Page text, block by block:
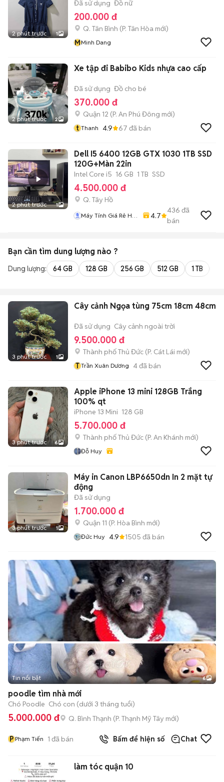
2 phút trước 1
Đã sử dụng Đồ nữ
200.000 đ
Q. Tân Bình (P. Tân Hòa mới)
MMinh Dang
2 phút trước 2
Xe tập đi Babibo Kids nhựa cao cấp
Đã sử dụng Đồ cho bé
370.000 đ
Quận 12 (P. An Phú Đông mới)
t Thanh 4.9 67 đã bán
2 phút trước 1
Dell I5 6400 12GB GTX 1030 1TB SSD
120G+Màn 22in
Intel Core i5 16 GB 1 TB SSD
4.500.000 đ
Q. Tây Hồ
Máy Tính Giá Rẻ Hà
4.7
436 đã
bán
Bạn cần tìm dung lượng nào ?
Dung lượng: 64 GB 128 GB 256 GB 512 GB 1 TB
3 phút trước 1
Cây cảnh Ngọa tùng 75cm 18cm 48cm
Đã sử dụng Cây cảnh ngoài trời
9.500.000 đ
Thành phố Thủ Đức (P. Cát Lái mới)
T Trần Xuân Dương 4đã bán
3 phút trước 6
Apple iPhone 13 mini 128GB Trắng
100% qt
iPhone 13 Mini 128 GB
5.700.000 đ
Thành phố Thủ Đức (P. An Khánh mới)
Đỗ Huy
3 phút trước 1
Máy in Canon LBP6650dn In 2 mặt tự
động
Đã sử dụng
1.700.000 đ
Quận 11 (P. Hòa Bình mới)
Đức Huy 4.9 1505 đã bán
+2
Tin nổi bật 6
poodle tìm nhà mới
Chó Poodle Chó con (dưới 3 tháng tuổi)
5.000.000 đ Q. Bình Thạnh (P. Thạnh Mỹ Tây mới)
P Phạm Tiến 1 đã bán Bấm để hiện số Chat
làm tóc quận 10